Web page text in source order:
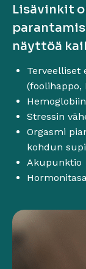
Lisävinkit
näyttöä
Terveelliset
(foolihappo,
Stressin
Orgasmi
kohdun
Akupunktio